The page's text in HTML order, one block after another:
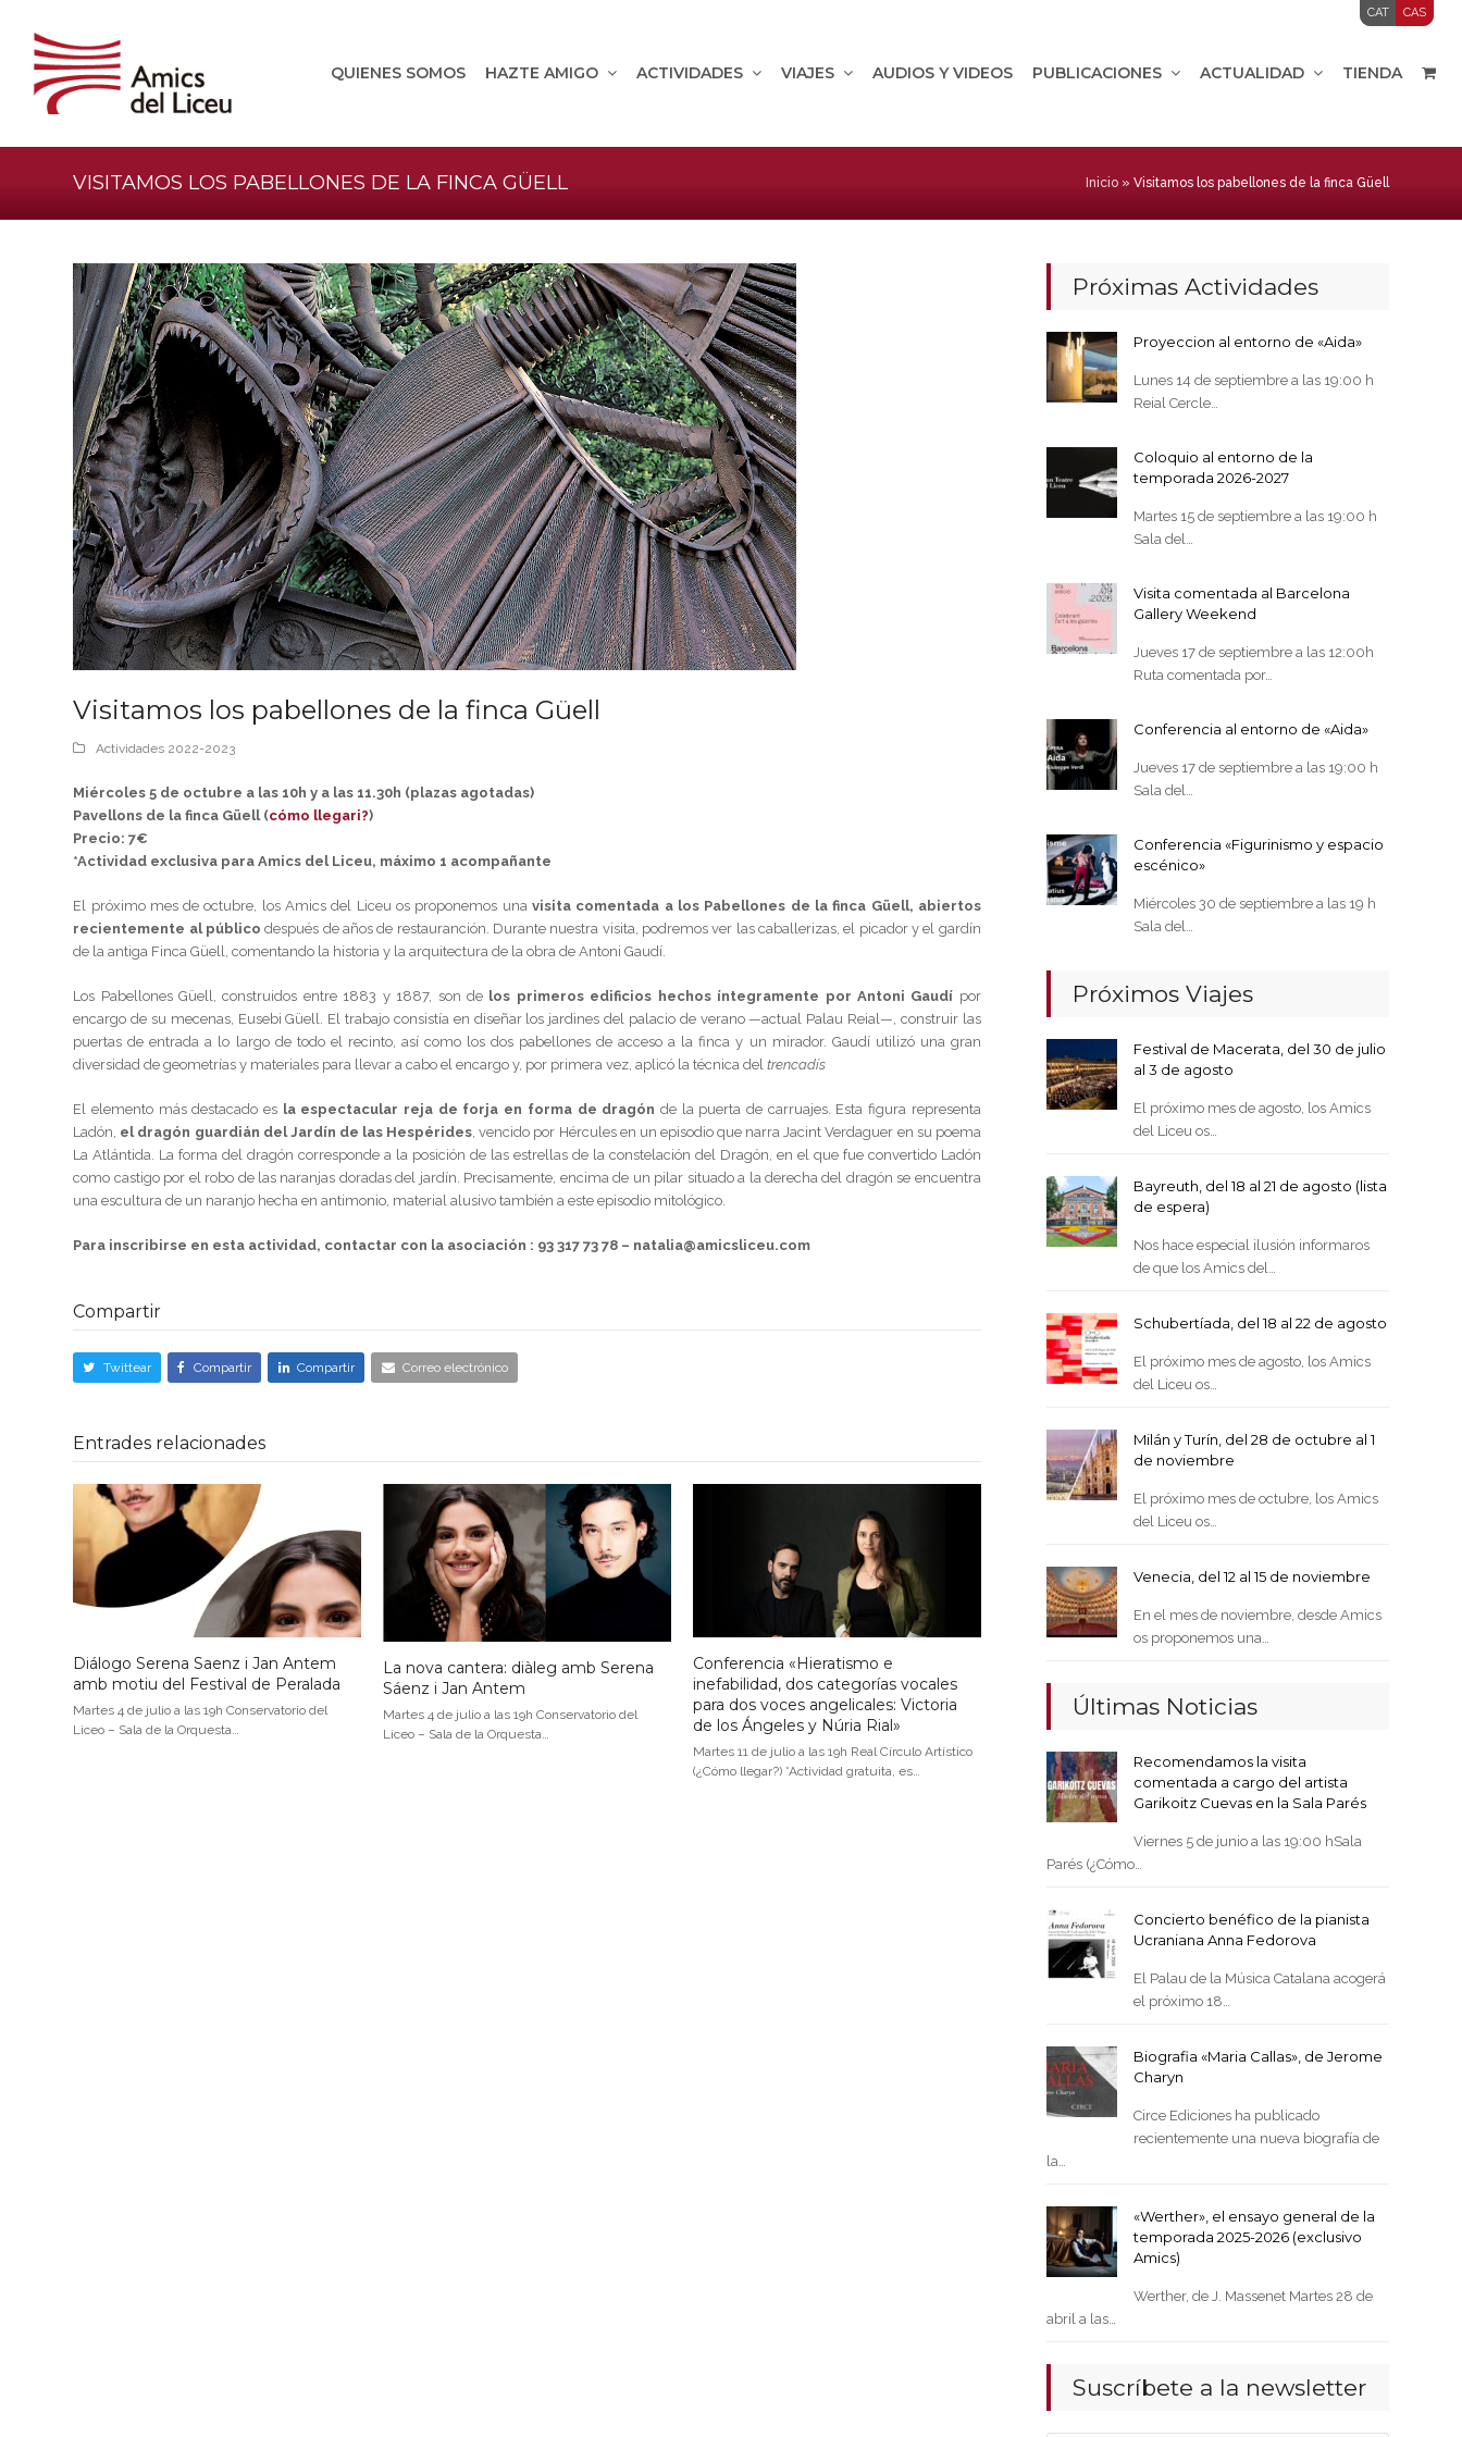
CAT CAS
QUIENES SOMOS HAZTE AMIGO ACTIVIDADES VIAJES AUDIOS Y VIDEOS PUBLICACIONES ACTUALIDAD TIENDA
VISITAMOS LOS PABELLONES DE LA FINCA GÜELL Inicio» Visitamos los pabellones de la finca Güell
Visitamos los pabellones de la finca Güell
Actividades 2022-2023
Miércoles 5 de octubre a las 10h y a las 11.30h (plazas agotadas)
Pavellons de la finca Güell (cómo llegari?)
Precio: 7€
*Actividad exclusiva para Amics del Liceu, máximo 1 acompañante
El próximo mes de octubre, los Amics del Liceu os proponemos una visita comentada a los Pabellones de la finca Güell, abiertos
recientemente al públicodespués de años de restauranción. Durante nuestra visita, podremos ver las caballerizas, el picador y el gardín
de la antiga Finca Güell, comentando la historia y la arquitectura de la obra de Antoni Gaudí.
Los Pabellones Güell, construidos entre 1883 y 1887, son de los primeros edificios hechos íntegramente por Antoni Gaudí por
encargo de su mecenas, Eusebi Güell. El trabajo consistía en diseñar los jardines del palacio de verano —actual Palau Reial—, construir las
puertas de entrada a lo largo de todo el recinto, así como los dos pabellones de acceso a la finca y un mirador. Gaudí utilizó una gran
diversidad de geometrías y materiales para llevar a cabo el encargo y, por primera vez, aplicó la técnica del trencadís
El elemento más destacado es la espectacular reja de forja en forma de dragón de la puerta de carruajes. Esta figura representa
Ladón, el dragón guardián del Jardín de las Hespérides, vencido por Hércules en un episodio que narra Jacint Verdaguer en su poema
La Atlántida. La forma del dragón corresponde a la posición de las estrellas de la constelación del Dragón, en el que fue convertido Ladón
como castigo por el robo de las naranjas doradas del jardín. Precisamente, encima de un pilar situado a la derecha del dragón se encuentra
una escultura de un naranjo hecha en antimonio, material alusivo también a este episodio mitológico.
Para inscribirse en esta actividad, contactar con la asociación : 93 317 73 78 – natalia@amicsliceu.com
Compartir
Twittear Compartir Compartir Correo electrónico
Entrades relacionades
Diálogo Serena Saenz i Jan Antem
amb motiu del Festival de Peralada
Martes 4 de julio a las 19h Conservatorio del
Liceo – Sala de la Orquesta…
La nova cantera: diàleg amb Serena
Sáenz i Jan Antem
Martes 4 de julio a las 19h Conservatorio del
Liceo – Sala de la Orquesta…
Conferencia «Hieratismo e
inefabilidad, dos categorías vocales
para dos voces angelicales: Victoria
de los Ángeles y Núria Rial»
Martes 11 de julio a las 19h Real Círculo Artístico
(¿Cómo llegar?) *Actividad gratuita, es…
Próximas Actividades
Proyeccion al entorno de «Aida»
Lunes 14 de septiembre a las 19:00 h
Reial Cercle…
Coloquio al entorno de la
temporada 2026-2027
Martes 15 de septiembre a las 19:00 h
Sala del…
Visita comentada al Barcelona
Gallery Weekend
Jueves 17 de septiembre a las 12:00h
Ruta comentada por…
Conferencia al entorno de «Aida»
Jueves 17 de septiembre a las 19:00 h
Sala del…
Conferencia «Figurinismo y espacio
escénico»
Miércoles 30 de septiembre a las 19 h
Sala del…
Próximos Viajes
Festival de Macerata, del 30 de julio
al 3 de agosto
El próximo mes de agosto, los Amics
del Liceu os…
Bayreuth, del 18 al 21 de agosto (lista
de espera)
Nos hace especial ilusión informaros
de que los Amics del…
Schubertíada, del 18 al 22 de agosto
El próximo mes de agosto, los Amics
del Liceu os…
Milán y Turín, del 28 de octubre al 1
de noviembre
El próximo mes de octubre, los Amics
del Liceu os…
Venecia, del 12 al 15 de noviembre
En el mes de noviembre, desde Amics
os proponemos una…
Últimas Noticias
Recomendamos la visita
comentada a cargo del artista
Garikoitz Cuevas en la Sala Parés
Viernes 5 de junio a las 19:00 hSala
Parés (¿Cómo…
Concierto benéfico de la pianista
Ucraniana Anna Fedorova
El Palau de la Música Catalana acogerá
el próximo 18…
Biografia «Maria Callas», de Jerome
Charyn
Circe Ediciones ha publicado
recientemente una nueva biografía de
la…
«Werther», el ensayo general de la
temporada 2025-2026 (exclusivo
Amics)
Werther, de J. Massenet Martes 28 de
abril a las…
Suscríbete a la newsletter